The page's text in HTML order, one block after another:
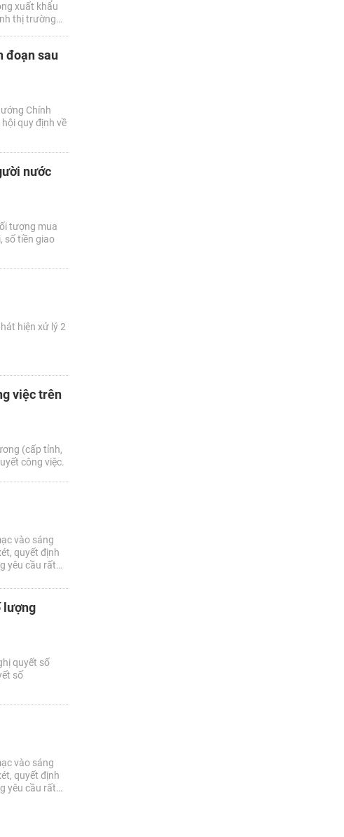
xuất khẩu
thị trường
đoạn sau
Chính
quy định về
nước
tượng mua
số tiền giao
hiện xử lý 2
việc trên
(cấp tỉnh,
công việc.
vào sáng
quyết định
yêu cầu rất
lượng
quyết số
số
vào sáng
quyết định
yêu cầu rất